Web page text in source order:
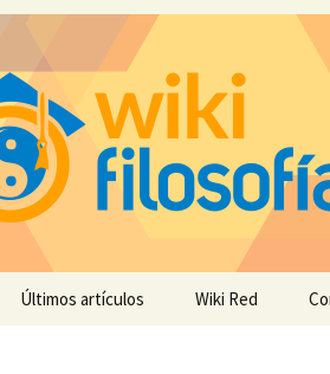
Últimos artículos Wiki Red